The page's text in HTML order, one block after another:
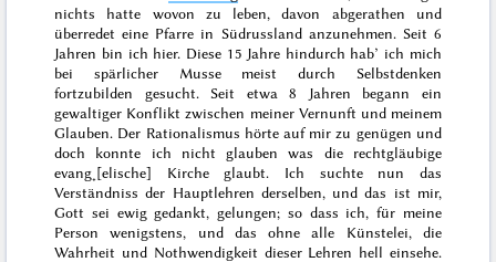
nichts hatte wovon zu leben, davon abgerathen und
überredet eine Pfarre in Südrussland anzunehmen. Seit 6
Jahren bin ich hier. Diese 15 Jahre hindurch hab’ ich mich
bei spärlicher Musse meist durch Selbstdenken
fortzubilden gesucht. Seit etwa 8 Jahren begann ein
gewaltiger Konflikt zwischen meiner Vernunft und meinem
Glauben. Der Rationalismus hörte auf mir zu genügen und
doch konnte ich nicht glauben was die rechtgläubige
evang˖[elische] Kirche glaubt. Ich suchte nun das
Verständniss der Hauptlehren derselben, und das ist mir,
Gott sei ewig gedankt, gelungen; so dass ich, für meine
Person wenigstens, und das ohne alle Künstelei, die
Wahrheit und Nothwendigkeit dieser Lehren hell einsehe.